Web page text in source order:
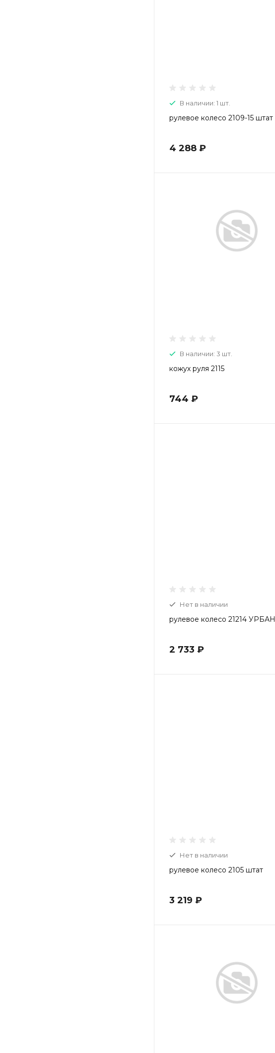
В наличии: 1 шт.
рулевое колесо 2109-15 штат
4 288 ₽
В наличии: 3 шт.
кожух руля 2115
744 ₽
Нет в наличии
рулевое колесо 21214 УРБАН
2 733 ₽
Нет в наличии
рулевое колесо 2105 штат
3 219 ₽